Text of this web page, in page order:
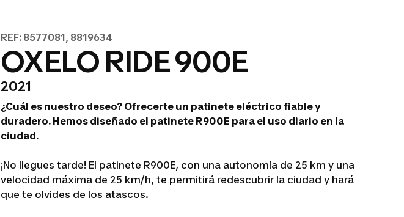
REF: 8577081, 8819634
OXELO RIDE 900E
2021
¿Cuál es nuestro deseo? Ofrecerte un patinete eléctrico fiable y
duradero. Hemos diseñado el patinete R900E para el uso diario en la
ciudad.
¡No llegues tarde! El patinete R900E, con una autonomía de 25 km y una
velocidad máxima de 25 km/h, te permitirá redescubrir la ciudad y hará
que te olvides de los atascos.